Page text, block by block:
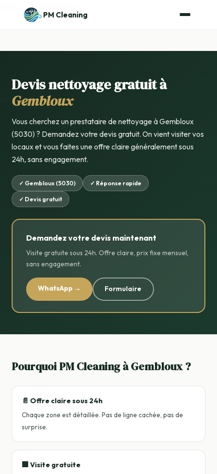
Aller au contenu principal
PM Cleaning
Devis nettoyage gratuit à
Gembloux
Vous cherchez un prestataire de nettoyage à Gembloux
(5030) ? Demandez votre devis gratuit. On vient visiter vos
locaux et vous faites une offre claire généralement sous
24h, sans engagement.
✓ Gembloux (5030) ✓ Réponse rapide
✓ Devis gratuit
Demandez votre devis maintenant
Visite gratuite sous 24h. Offre claire, prix fixe mensuel,
sans engagement.
WhatsApp → Formulaire
Pourquoi PM Cleaning à Gembloux ?
📄 Offre claire sous 24h
Chaque zone est détaillée. Pas de ligne cachée, pas de
surprise.
🏢 Visite gratuite